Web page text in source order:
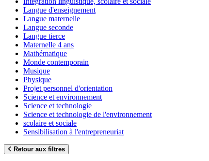
Langue d'enseignement
Langue maternelle
Langue seconde
Langue tierce
Maternelle 4 ans
Mathématique
Monde contemporain
Musique
Physique
Projet personnel d'orientation
Science et environnement
Science et technologie
Science et technologie de l'environnement
scolaire et sociale
Sensibilisation à l'entrepreneuriat
Retour aux filtres